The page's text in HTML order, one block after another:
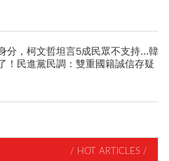
分，柯文哲坦言5成民眾不支持...韓
！民進黨民調：雙重國籍誠信存疑
/ HOT ARTICLES /